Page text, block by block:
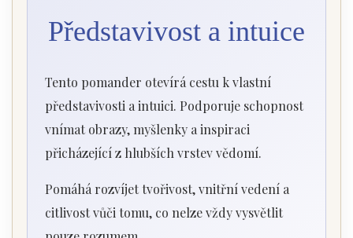
Představivost a intuice
Tento pomander otevírá cestu k vlastní
představivosti a intuici. Podporuje schopnost
vnímat obrazy, myšlenky a inspiraci
přicházející z hlubších vrstev vědomí.
Pomáhá rozvíjet tvořivost, vnitřní vedení a
citlivost vůči tomu, co nelze vždy vysvětlit